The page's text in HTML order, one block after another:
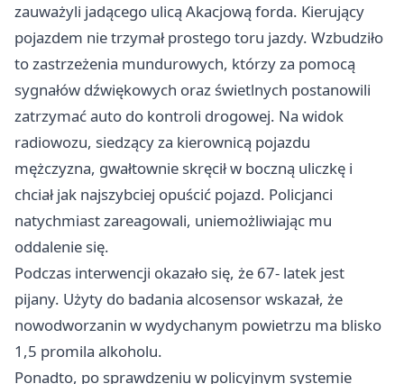
zauważyli jadącego ulicą Akacjową forda. Kierujący
pojazdem nie trzymał prostego toru jazdy. Wzbudziło
to zastrzeżenia mundurowych, którzy za pomocą
sygnałów dźwiękowych oraz świetlnych postanowili
zatrzymać auto do kontroli drogowej. Na widok
radiowozu, siedzący za kierownicą pojazdu
mężczyzna, gwałtownie skręcił w boczną uliczkę i
chciał jak najszybciej opuścić pojazd. Policjanci
natychmiast zareagowali, uniemożliwiając mu
oddalenie się.
Podczas interwencji okazało się, że 67- latek jest
pijany. Użyty do badania alcosensor wskazał, że
nowodworzanin w wydychanym powietrzu ma blisko
1,5 promila alkoholu.
Ponadto, po sprawdzeniu w policyjnym systemie